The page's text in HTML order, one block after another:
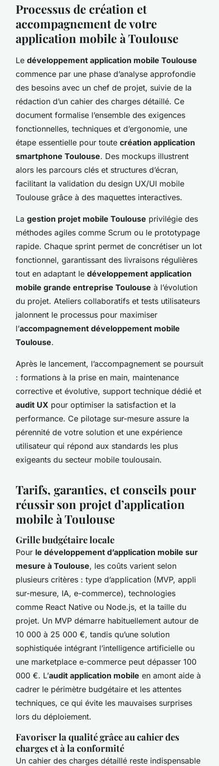
Processus de création et
accompagnement de votre
application mobile à Toulouse
Le développement application mobile Toulouse
commence par une phase d’analyse approfondie
des besoins avec un chef de projet, suivie de la
rédaction d’un cahier des charges détaillé. Ce
document formalise l’ensemble des exigences
fonctionnelles, techniques et d’ergonomie, une
étape essentielle pour toute création application
smartphone Toulouse. Des mockups illustrent
alors les parcours clés et structures d’écran,
facilitant la validation du design UX/UI mobile
Toulouse grâce à des maquettes interactives.
La gestion projet mobile Toulouse privilégie des
méthodes agiles comme Scrum ou le prototypage
rapide. Chaque sprint permet de concrétiser un lot
fonctionnel, garantissant des livraisons régulières
tout en adaptant le développement application
mobile grande entreprise Toulouse à l’évolution
du projet. Ateliers collaboratifs et tests utilisateurs
jalonnent le processus pour maximiser
l’accompagnement développement mobile
Toulouse.
Après le lancement, l’accompagnement se poursuit
: formations à la prise en main, maintenance
corrective et évolutive, support technique dédié et
audit UX pour optimiser la satisfaction et la
performance. Ce pilotage sur-mesure assure la
pérennité de votre solution et une expérience
utilisateur qui répond aux standards les plus
exigeants du secteur mobile toulousain.
Tarifs, garanties, et conseils pour
réussir son projet d’application
mobile à Toulouse
Grille budgétaire locale
Pour le développement d’application mobile sur
mesure à Toulouse, les coûts varient selon
plusieurs critères : type d’application (MVP, appli
sur-mesure, IA, e-commerce), technologies
comme React Native ou Node.js, et la taille du
projet. Un MVP démarre habituellement autour de
10 000 à 25 000 €, tandis qu’une solution
sophistiquée intégrant l’intelligence artificielle ou
une marketplace e-commerce peut dépasser 100
000 €. L’audit application mobile en amont aide à
cadrer le périmètre budgétaire et les attentes
techniques, ce qui évite les mauvaises surprises
lors du déploiement.
Favoriser la qualité grâce au cahier des
charges et à la conformité
Un cahier des charges détaillé reste indispensable